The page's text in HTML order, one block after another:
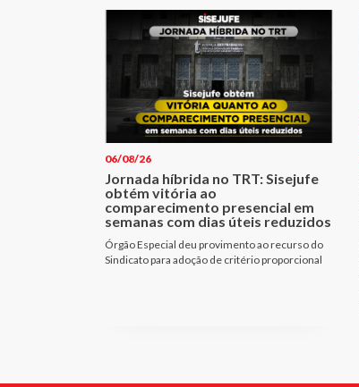
06/08/26
Jornada híbrida no TRT: Sisejufe
obtém vitória ao
comparecimento presencial em
semanas com dias úteis reduzidos
Órgão Especial deu provimento ao recurso do
Sindicato para adoção de critério proporcional